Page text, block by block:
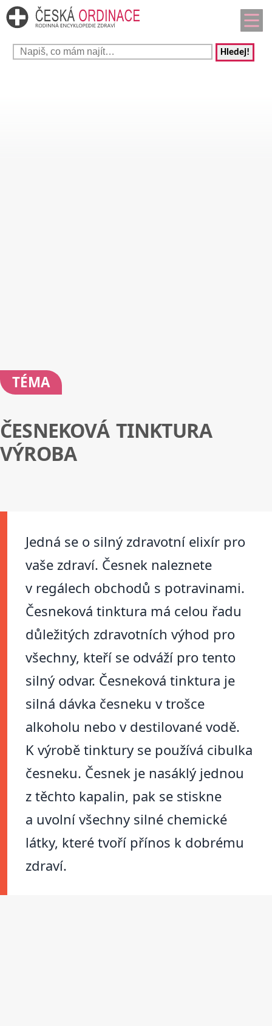
Hledej!
TÉMA
ČESNEKOVÁ TINKTURA
VÝROBA
Jedná se o silný zdravotní elixír pro
vaše zdraví. Česnek naleznete
v regálech obchodů s potravinami.
Česneková tinktura má celou řadu
důležitých zdravotních výhod pro
všechny, kteří se odváží pro tento
silný odvar. Česneková tinktura je
silná dávka česneku v trošce
alkoholu nebo v destilované vodě.
K výrobě tinktury se používá cibulka
česneku. Česnek je nasáklý jednou
z těchto kapalin, pak se stiskne
a uvolní všechny silné chemické
látky, které tvoří přínos k dobrému
zdraví.